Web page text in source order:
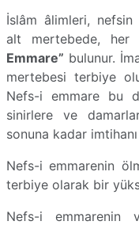
İslâm âlimleri,
alt mertebede, her
Emmare” bulunur.
mertebesi terbiye
Nefs-i emmare bu
sinirlere ve
sonuna kadar
Nefs-i emmarenin
terbiye olarak bir
Nefs-i emmarenin